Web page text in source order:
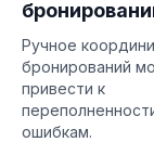
Ручное
бронирований
привести к
ошибкам.